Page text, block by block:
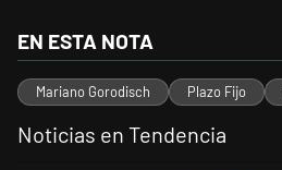
EN ESTA NOTA
Mariano Gorodisch Plazo Fijo
Noticias en Tendencia